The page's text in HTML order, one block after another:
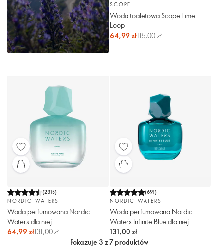
SCOPE
Woda toaletowa Scope Time
Loop
64,99 zł115,00 zł
(2315)
NORDIC-WATERS
Woda perfumowana Nordic
Waters dla niej
64,99 zł131,00 zł
(691)
NORDIC-WATERS
Woda perfumowana Nordic
Waters Infinite Blue dla niej
131,00 zł
Pokazuje 3 z 7 produktów